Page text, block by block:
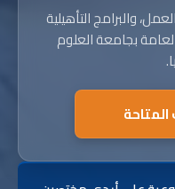
والبرامج التأهيلية
بجامعة العلوم